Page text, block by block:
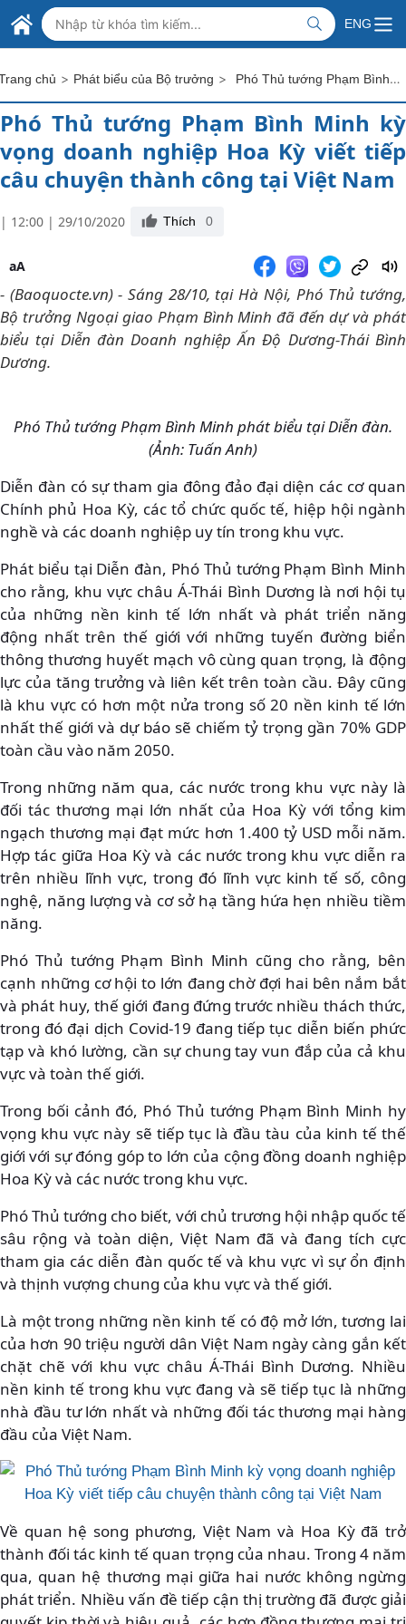
Skip to Main Content
BỘ NGOẠI GIAO VIỆT NAM
MINISTRY OF FOREIGN AFFAIRS
ENG
chủ > Phát biểu của Bộ trưởng > Phó Thủ tướng Phạm Bình Minh kỳ vọng doanh nghiệp Hoa Kỳ viết tiếp câu chuyện thành công tại Việt Nam
Phó Thủ tướng Phạm Bình Minh kỳ
vọng doanh nghiệp Hoa Kỳ viết tiếp
câu chuyện thành công tại Việt Nam
| 12:00 | 29/10/2020 Thích 0
aA
- (Baoquocte.vn) - Sáng 28/10, tại Hà Nội, Phó Thủ tướng,
Bộ trưởng Ngoại giao Phạm Bình Minh đã đến dự và phát
biểu tại Diễn đàn Doanh nghiệp Ấn Độ Dương-Thái Bình
Dương.
Phó Thủ tướng Phạm Bình Minh phát biểu tại Diễn đàn.
(Ảnh: Tuấn Anh)
Diễn đàn có sự tham gia đông đảo đại diện các cơ quan
Chính phủ Hoa Kỳ, các tổ chức quốc tế, hiệp hội ngành
nghề và các doanh nghiệp uy tín trong khu vực.
Phát biểu tại Diễn đàn, Phó Thủ tướng Phạm Bình Minh
cho rằng, khu vực châu Á-Thái Bình Dương là nơi hội tụ
của những nền kinh tế lớn nhất và phát triển năng
động nhất trên thế giới với những tuyến đường biển
thông thương huyết mạch vô cùng quan trọng, là động
lực của tăng trưởng và liên kết trên toàn cầu. Đây cũng
là khu vực có hơn một nửa trong số 20 nền kinh tế lớn
nhất thế giới và dự báo sẽ chiếm tỷ trọng gần 70% GDP
toàn cầu vào năm 2050.
Trong những năm qua, các nước trong khu vực này là
đối tác thương mại lớn nhất của Hoa Kỳ với tổng kim
ngạch thương mại đạt mức hơn 1.400 tỷ USD mỗi năm.
Hợp tác giữa Hoa Kỳ và các nước trong khu vực diễn ra
trên nhiều lĩnh vực, trong đó lĩnh vực kinh tế số, công
nghệ, năng lượng và cơ sở hạ tầng hứa hẹn nhiều tiềm
năng.
Phó Thủ tướng Phạm Bình Minh cũng cho rằng, bên
cạnh những cơ hội to lớn đang chờ đợi hai bên nắm bắt
và phát huy, thế giới đang đứng trước nhiều thách thức,
trong đó đại dịch Covid-19 đang tiếp tục diễn biến phức
tạp và khó lường, cần sự chung tay vun đắp của cả khu
vực và toàn thế giới.
Trong bối cảnh đó, Phó Thủ tướng Phạm Bình Minh hy
vọng khu vực này sẽ tiếp tục là đầu tàu của kinh tế thế
giới với sự đóng góp to lớn của cộng đồng doanh nghiệp
Hoa Kỳ và các nước trong khu vực.
Phó Thủ tướng cho biết, với chủ trương hội nhập quốc tế
sâu rộng và toàn diện, Việt Nam đã và đang tích cực
tham gia các diễn đàn quốc tế và khu vực vì sự ổn định
và thịnh vượng chung của khu vực và thế giới.
Là một trong những nền kinh tế có độ mở lớn, tương lai
của hơn 90 triệu người dân Việt Nam ngày càng gắn kết
chặt chẽ với khu vực châu Á-Thái Bình Dương. Nhiều
nền kinh tế trong khu vực đang và sẽ tiếp tục là những
nhà đầu tư lớn nhất và những đối tác thương mại hàng
đầu của Việt Nam.
Về quan hệ song phương, Việt Nam và Hoa Kỳ đã trở
thành đối tác kinh tế quan trọng của nhau. Trong 4 năm
qua, quan hệ thương mại giữa hai nước không ngừng
phát triển. Nhiều vấn đề tiếp cận thị trường đã được giải